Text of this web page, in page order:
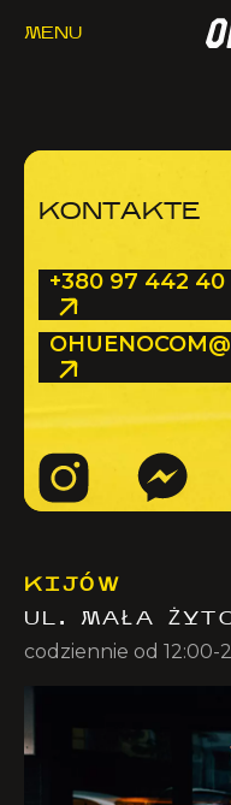
MENU
KONTAKTE
+380 97 442 40
KIJÓW
UL. MAŁA
codziennie od 12:00-